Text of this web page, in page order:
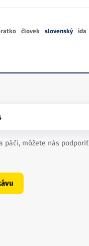
človek slovenský ida
páči, môžete nás podporiť